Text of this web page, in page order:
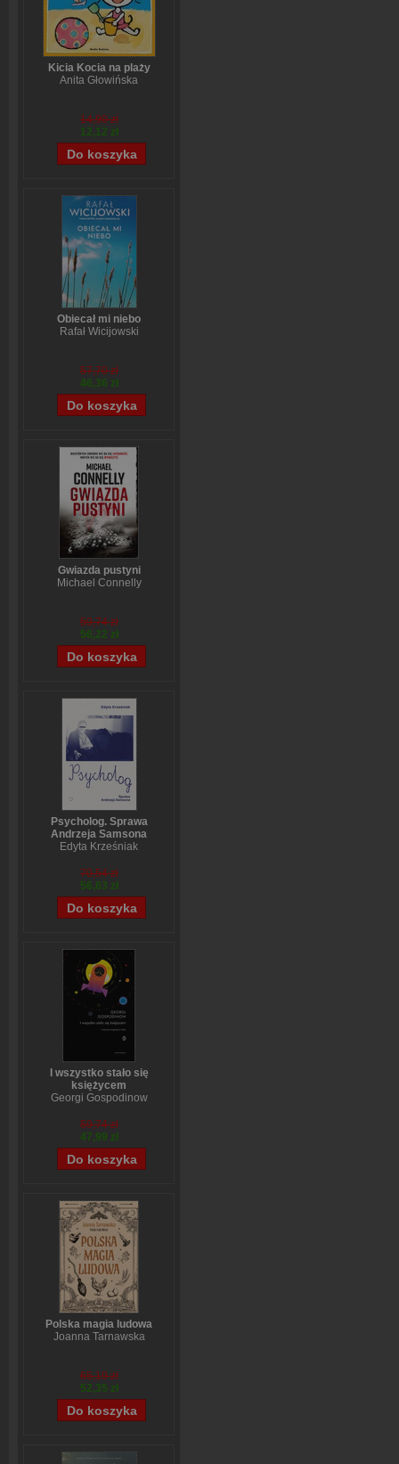
Kicia Kocia na plaży
Anita Głowińska
14,90 zł
12,12 zł
Obiecał mi niebo
Rafał Wicijowski
57,70 zł
46,36 zł
Gwiazda pustyni
Michael Connelly
59,74 zł
56,22 zł
Psycholog. Sprawa
Andrzeja Samsona
Edyta Krześniak
70,54 zł
56,63 zł
I wszystko stało się
księżycem
Georgi Gospodinow
59,74 zł
47,99 zł
Polska magia ludowa
Joanna Tarnawska
65,19 zł
52,35 zł